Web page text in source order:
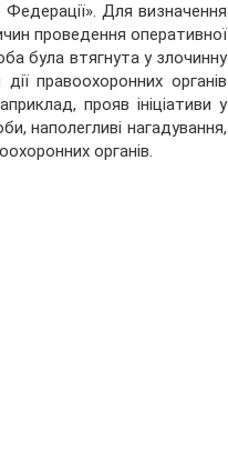
Федерації». Для визначення
проведення оперативної
була втягнута у злочинну
правоохоронних органів
прояв ініціативи у
наполегливі нагадування,
органів.